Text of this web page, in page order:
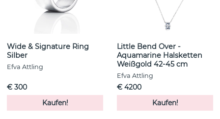
Wide & Signature Ring
Silber
Efva Attling
€ 300
Kaufen!
Little Bend Over -
Aquamarine Halsketten
Weißgold 42-45 cm
Efva Attling
€ 4200
Kaufen!